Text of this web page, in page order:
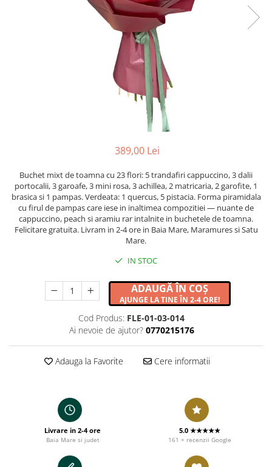
389,00 Lei
Buchet mixt de toamna cu 23 flori: 5 trandafiri cappuccino, 3 dalii
portocalii, 3 garoafe, 3 mini rosa, 3 achillea, 2 matricaria, 2 garofite, 1
brasica si 1 pampas. Verdeata: 1 quercus, 5 pistacia. Forma piramidala
cu firul de pampas care iese in inaltimea compozitiei — nuante de
cappuccino, peach si aramiu rar intalnite in buchetele de toamna.
Felicitare gratuita. Livram in 2-4 ore in Baia Mare, Maramures si Satu
Mare.
IN STOC
ADAUGĂ ÎN COȘ
AJUNGE LA TINE ÎN 2-4 ORE!
Cod Produs: FLE-01-03-014
Ai nevoie de ajutor? 0770215176
Adauga la Favorite Cere informatii
Livrare in 2-4 ore
Baia Mare si judet
5.0 ★★★★★
161 + recenzii Google